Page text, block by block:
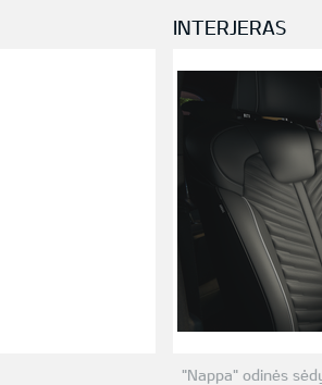
INTERJERAS
"Nappa" odinės